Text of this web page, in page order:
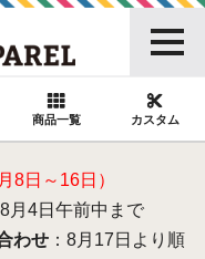
商品一覧 カスタム
8日～16日）
月4日午前中まで
わせ：8月17日より順